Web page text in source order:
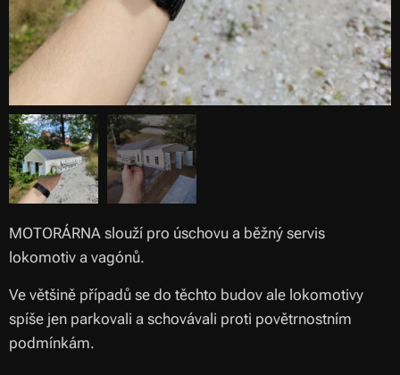
MOTORÁRNA slouží pro úschovu a běžný servis
lokomotiv a vagónů.
Ve většině případů se do těchto budov ale lokomotivy
spíše jen parkovali a schovávali proti povětrnostním
podmínkám.